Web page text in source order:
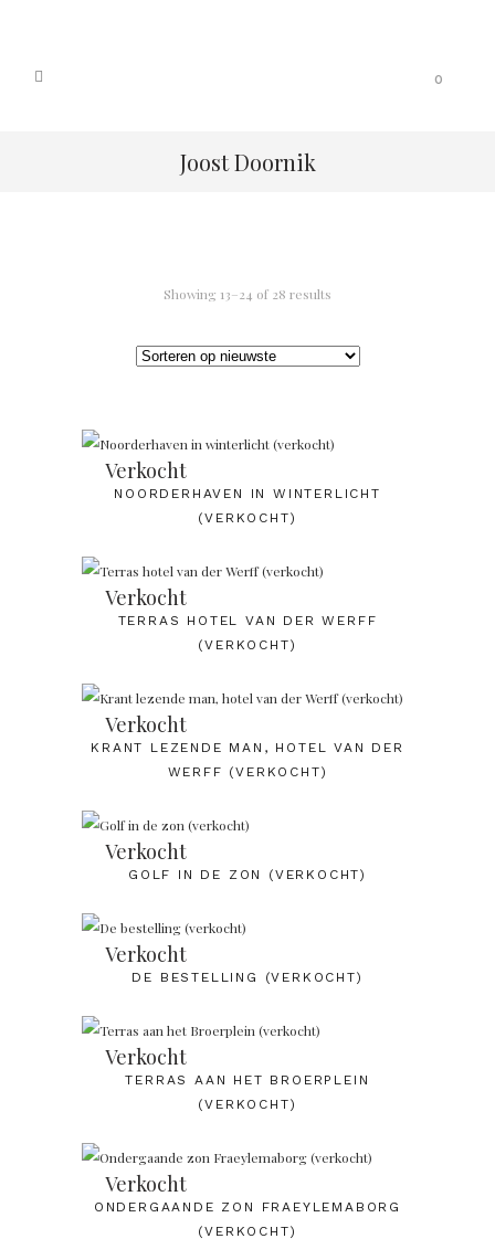
0
Joost Doornik
Showing 13–24 of 28 results
Verkocht
NOORDERHAVEN IN WINTERLICHT
(VERKOCHT)
Verkocht
TERRAS HOTEL VAN DER WERFF
(VERKOCHT)
Verkocht
KRANT LEZENDE MAN, HOTEL VAN DER
WERFF (VERKOCHT)
Verkocht
GOLF IN DE ZON (VERKOCHT)
Verkocht
DE BESTELLING (VERKOCHT)
Verkocht
TERRAS AAN HET BROERPLEIN
(VERKOCHT)
Verkocht
ONDERGAANDE ZON FRAEYLEMABORG
(VERKOCHT)